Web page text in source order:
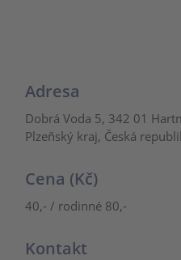
Adresa
Dobrá Voda 5, 342 01
Plzeňský kraj, Česká
Cena (Kč)
40,- / rodinné 80,-
Kontakt